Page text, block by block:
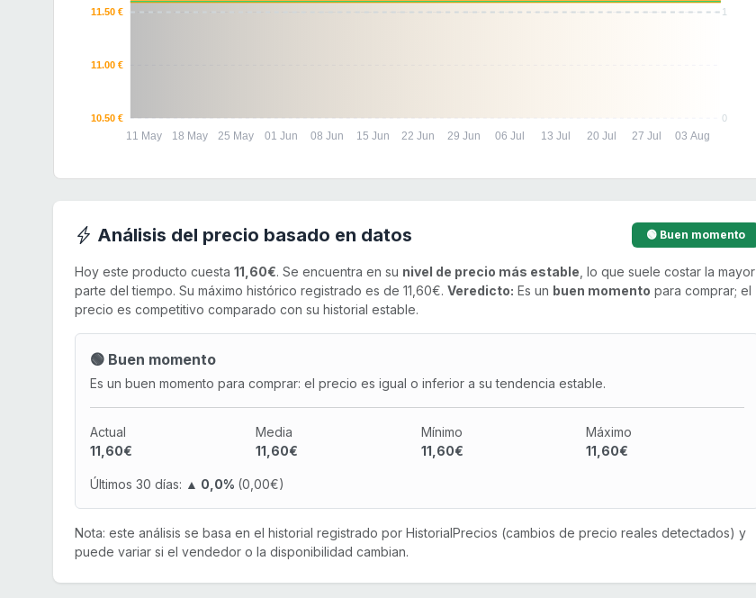
1
0
11.50 €
11.00 €
10.50 €
11 May 18 May 25 May 01 Jun 08 Jun 15 Jun 22 Jun 29 Jun 06 Jul 13 Jul 20 Jul 27 Jul 03 Aug
Análisis del precio basado en datos 🟢 Buen momento
Hoy este producto cuesta 11,60€. Se encuentra en su nivel de precio más estable , lo que suele costar la mayor
parte del tiempo. Su máximo histórico registrado es de 11,60€. Veredicto: Es un buen momento para comprar; el
precio es competitivo comparado con su historial estable.
🟢 Buen momento
Es un buen momento para comprar: el precio es igual o inferior a su tendencia estable.
Actual
11,60€
Media
11,60€
Mínimo
11,60€
Máximo
11,60€
Últimos 30 días: ▲ 0,0% (0,00€)
Nota: este análisis se basa en el historial registrado por HistorialPrecios (cambios de precio reales detectados) y
puede variar si el vendedor o la disponibilidad cambian.